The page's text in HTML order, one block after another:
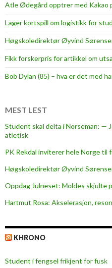
Atle Ødegård opptrer med Kakao
Lager kortspill om logistikk for
Høgskoledirektør Øyvind
Fikk forskerpris for artikkel om
Bob Dylan (85) – hva er det med
MEST LEST
Student skal delta i Norseman: —
atletisk
PK Rekdal inviterer hele Norge til
Høgskoledirektør Øyvind
Oppdag Julneset: Moldes skjulte
Hartmut Rosa: Akselerasjon,
KHRONO
Student i fengsel frikjent for fusk